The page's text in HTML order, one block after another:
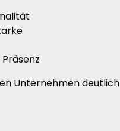
Unternehmen deutlich